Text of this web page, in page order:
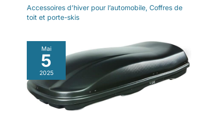
Accessoires d’hiver pour l’automobile, Coffres de
toit et porte-skis
Mai
5
2025